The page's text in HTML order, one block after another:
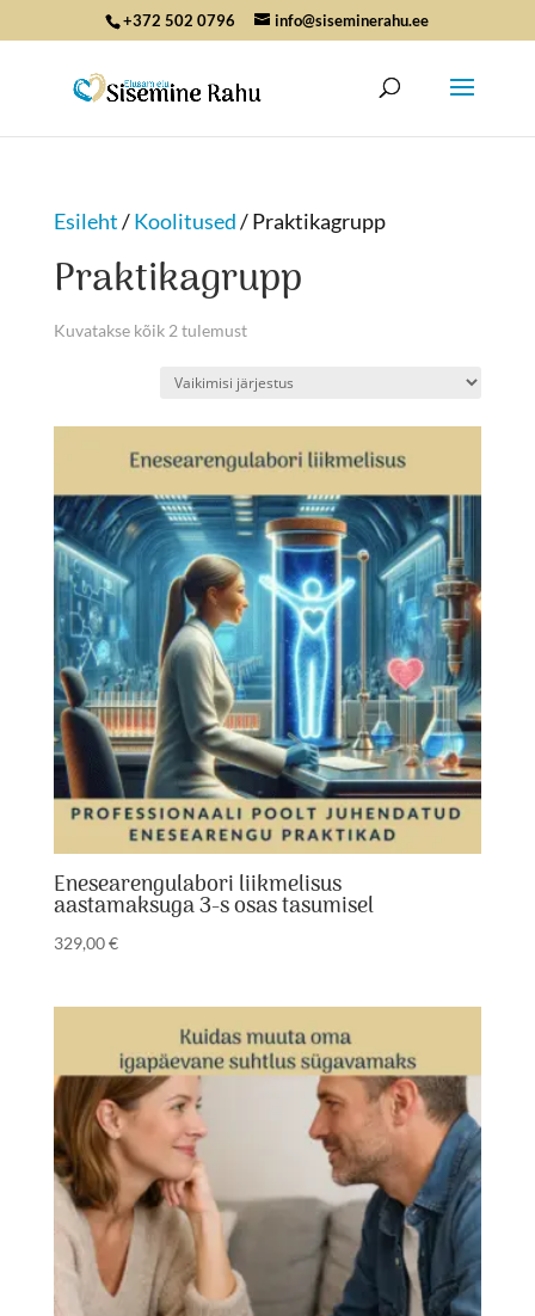
+372 502 0796 info@siseminerahu.ee
Esileht/Koolitused/ Praktikagrupp
Praktikagrupp
Kuvatakse kõik 2 tulemust
Enesearengulabori liikmelisus
aastamaksuga 3-s osas tasumisel
329,00€